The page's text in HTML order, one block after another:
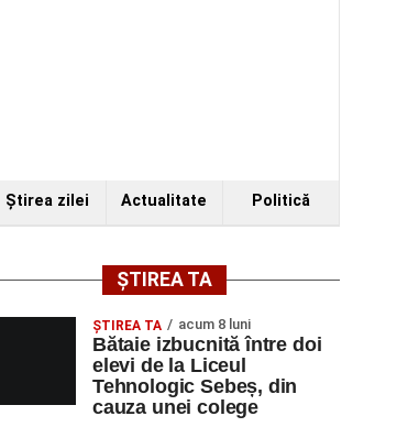
Ştirea zilei Actualitate Politică
ȘTIREA TA
ŞTIREA TA acum 8 luni
Bătaie izbucnită între doi
elevi de la Liceul
Tehnologic Sebeș, din
cauza unei colege